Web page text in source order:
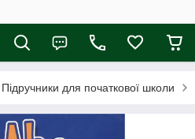
Підручники для початкової школи